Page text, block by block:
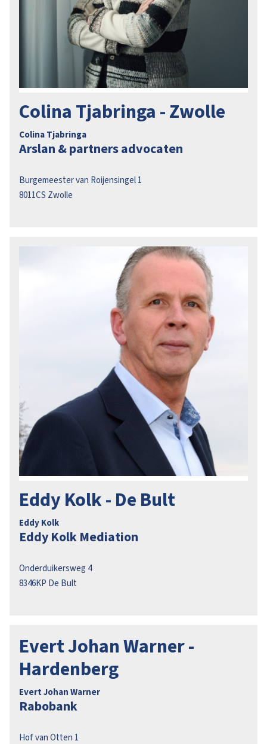
Colina Tjabringa - Zwolle
Colina Tjabringa
Arslan & partners advocaten
Burgemeester van Roijensingel 1
8011CS Zwolle
Eddy Kolk - De Bult
Eddy Kolk
Eddy Kolk Mediation
Onderduikersweg 4
8346KP De Bult
Evert Johan Warner -
Hardenberg
Evert Johan Warner
Rabobank
Hof van Otten 1